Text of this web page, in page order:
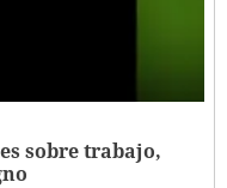
sobre trabajo,